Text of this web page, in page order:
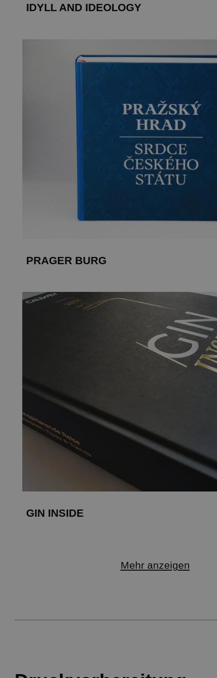
IDYLL AND IDEOLOGY
PRAGER BURG
GIN INSIDE
Mehr anzeigen